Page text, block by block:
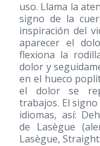
uso. Llama la
signo de la
inspiración del
aparecer el
flexiona la
dolor y
en el hueco
el dolor se
trabajos. El
idiomas, así:
de Lasègue
Lasègue,